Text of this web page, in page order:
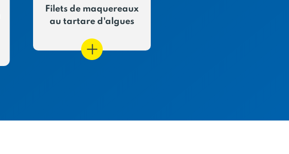
Filets de maquereaux
au tartare d'algues